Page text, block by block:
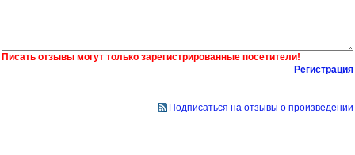
Писать отзывы могут только зарегистрированные посетители!
Регистрация
Подписаться на отзывы о произведении